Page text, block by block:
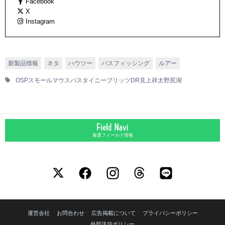
X
Instagram
新製品情報 ネタ ハウツー バスフィッシング ルアー
OSPスモールマウスバス タイニーブリッツDR 見上祥太野尻湖
厳選フィールド情報
運営会社 お問合わせ 広告掲載について
プライバシーポリシー
外部送信ポリシー